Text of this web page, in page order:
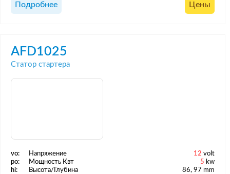
Подробнее Цены
AFD1025
Статор стартера
vo: Напряжение 12 volt
po:
Мощность Квт 5 kw
hi:
Высота/Глубина
86, 97 mm